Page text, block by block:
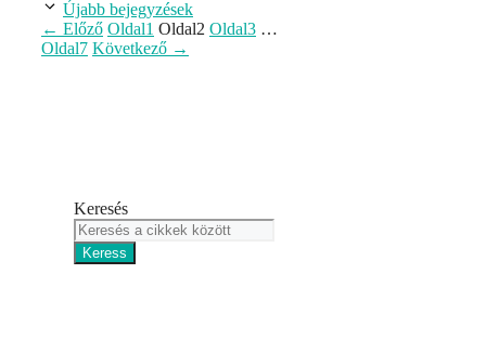
Újabb bejegyzések
← Előző Oldal1 Oldal2 Oldal3 …
Oldal7 Következő →
Keresés
Keress